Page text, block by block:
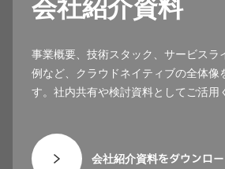
会社紹介資料
事業概要、技術スタック、サービスラ
例など、クラウドネイティブの全体像
す。社内共有や検討資料としてご活用
会社紹介資料をダウンロ